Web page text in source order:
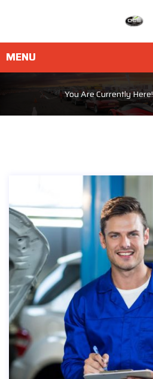
You Are Currently